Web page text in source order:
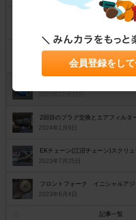
クラッチケーブルとライトクラッ
3回目のプラグとエアフィルターの
2026年1月12日
2回目のプラグ交換とエアフィルタ
2024年1月9日
EKチェーン(江沼チェーン)スクリ
2023年7月25日
フロントフォーク イニシャルアジ
2023年6月4日
記事一覧
会員登録をして